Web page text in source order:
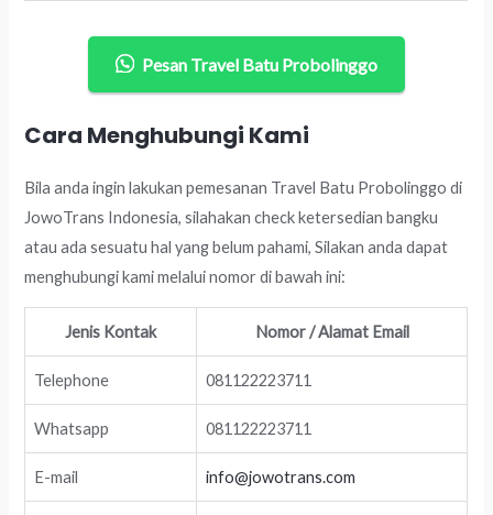
Pesan Travel Batu Probolinggo
Cara Menghubungi Kami
Bila anda ingin lakukan pemesanan Travel Batu Probolinggo di
JowoTrans Indonesia, silahakan check ketersedian bangku
atau ada sesuatu hal yang belum pahami, Silakan anda dapat
menghubungi kami melalui nomor di bawah ini:
Jenis Kontak Nomor / Alamat Email
Telephone 081122223711
Whatsapp 081122223711
E-mail info@jowotrans.com